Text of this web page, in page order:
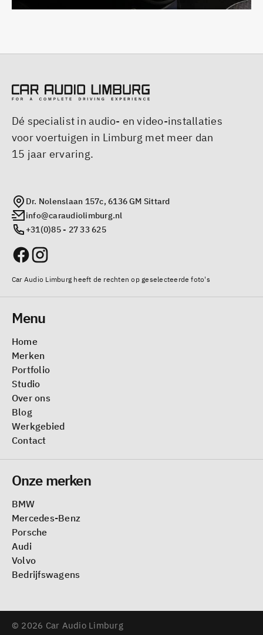
Dé specialist in audio- en video-installaties
voor voertuigen in Limburg met meer dan
15 jaar ervaring.
Dr. Nolenslaan 157c, 6136 GM Sittard
info@caraudiolimburg.nl
+31(0)85 - 27 33 625
Car Audio Limburg heeft de rechten op geselecteerde foto's
Menu
Home
Merken
Portfolio
Studio
Over ons
Blog
Werkgebied
Contact
Onze merken
BMW
Mercedes-Benz
Porsche
Audi
Volvo
Bedrijfswagens
© 2026 Car Audio Limburg